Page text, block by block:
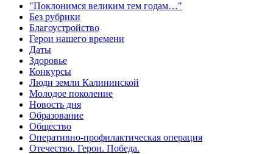
"Поклонимся великим тем годам…"
Без рубрики
Благоустройство
Герои нашего времени
Даты
Здоровье
Конкурсы
Люди земли Калининской
Молодое поколение
Новость дня
Образование
Общество
Оперативно-профилактическая операция
Отечество. Герои. Победа.